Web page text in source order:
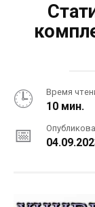
Время
10 мин.